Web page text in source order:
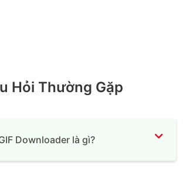
Hỏi Thường Gặp
Downloader là gì?